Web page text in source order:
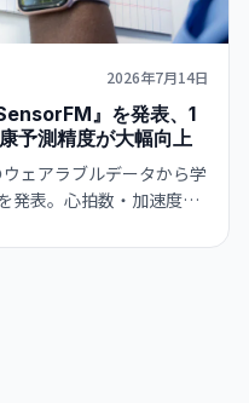
2026年7月14日
』を発表、1
予測精度が大幅向上
ェアラブルデータから学
発表。心拍数・加速度・
で最高性能を記録。